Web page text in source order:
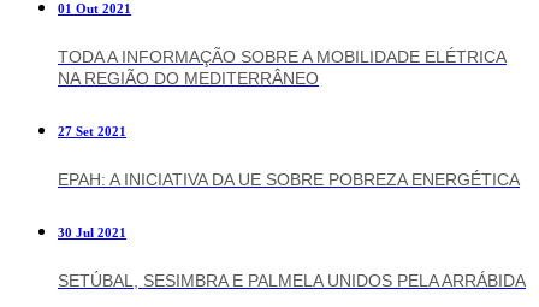
01 Out 2021
TODA A INFORMAÇÃO SOBRE A MOBILIDADE ELÉTRICA
NA REGIÃO DO MEDITERRÂNEO
27 Set 2021
EPAH: A INICIATIVA DA UE SOBRE POBREZA ENERGÉTICA
30 Jul 2021
SETÚBAL, SESIMBRA E PALMELA UNIDOS PELA ARRÁBIDA